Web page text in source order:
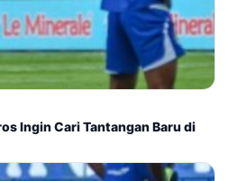
Ingin Cari Tantangan Baru di